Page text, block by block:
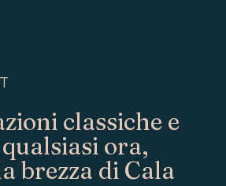
classiche e
ora,
brezza di Cala